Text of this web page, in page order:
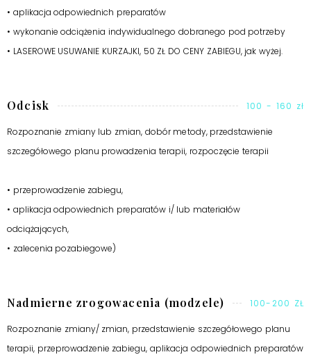
• aplikacja odpowiednich preparatów
• wykonanie odciążenia indywidualnego dobranego pod potrzeby
• LASEROWE USUWANIE KURZAJKI, 50 ZŁ DO CENY ZABIEGU, jak wyżej.
Odcisk 100 - 160 zł
Rozpoznanie zmiany lub zmian, dobór metody, przedstawienie
szczegółowego planu prowadzenia terapii, rozpoczęcie terapii
• przeprowadzenie zabiegu,
• aplikacja odpowiednich preparatów i/ lub materiałów
odciążających,
• zalecenia pozabiegowe)
Nadmierne zrogowacenia (modzele) 100-200 ZŁ
Rozpoznanie zmiany/ zmian, przedstawienie szczegółowego planu
terapii, przeprowadzenie zabiegu, aplikacja odpowiednich preparatów